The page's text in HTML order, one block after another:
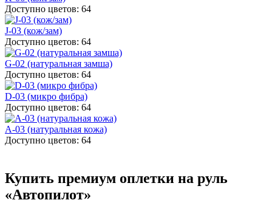
Доступно цветов: 64
J-03 (кож/зам)
Доступно цветов: 64
G-02 (натуральная замша)
Доступно цветов: 64
D-03 (микро фибра)
Доступно цветов: 64
A-03 (натуральная кожа)
Доступно цветов: 64
Купить премиум оплетки на руль
«Автопилот»